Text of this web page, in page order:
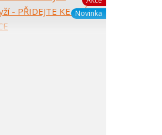
Novinka